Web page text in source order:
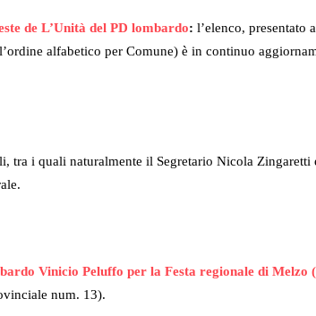
de L’Unità del PD lombardo: l’elenco, presentato
alfabetico per Comune) è in continuo
tra i quali naturalmente il Segretario Nicola Zingaretti
Vinicio Peluffo per la Festa regionale di Melzo
num. 13).